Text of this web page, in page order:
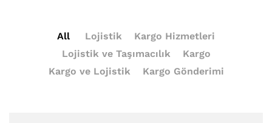
All Lojistik
Kargo Hizmetleri
Lojistik ve Taşımacılık
Kargo
Kargo ve Lojistik
Kargo Gönderimi